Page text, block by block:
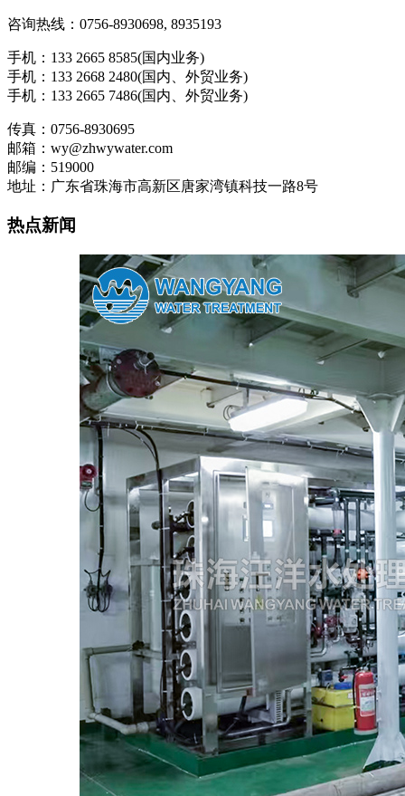
咨询热线：0756-8930698, 8935193
手机：133 2665 8585(国内业务)
手机：133 2668 2480(国内、外贸业务)
手机：133 2665 7486(国内、外贸业务)
传真：0756-8930695
邮箱：wy@zhwywater.com
邮编：519000
地址：广东省珠海市高新区唐家湾镇科技一路8号
热点新闻